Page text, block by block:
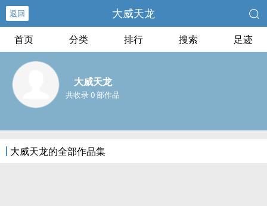
返回 大威天龙
首页 分类 排行 搜索 足迹
大威天龙
共收录 0 部作品
大威天龙的全部作品集